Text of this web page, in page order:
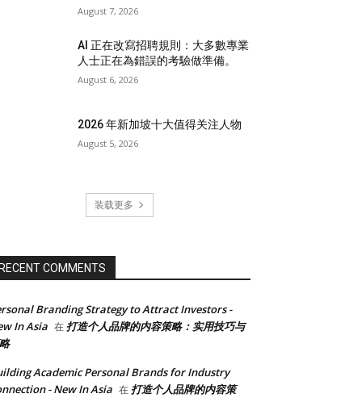
August 7, 2026
AI 正在改寫招聘規則：大多數專業
人士正在為錯誤的考驗做準備。
August 6, 2026
2026 年新加坡十大值得关注人物
August 5, 2026
装载更多
COMMENTS
Branding Strategy to Attract Investors -
In Asia 在 打造个人品牌的内容策略：实用技巧与
Academic Personal Brands for Industry
- New In Asia 在 打造个人品牌的内容策